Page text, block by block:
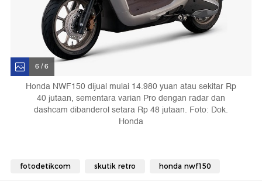
6 / 6
Honda NWF150 dijual mulai 14.980 yuan atau sekitar Rp
40 jutaan, sementara varian Pro dengan radar dan
dashcam dibanderol setara Rp 48 jutaan. Foto: Dok.
Honda
fotodetikcom skutik retro honda nwf150